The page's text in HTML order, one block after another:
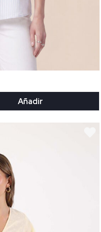
Añadir